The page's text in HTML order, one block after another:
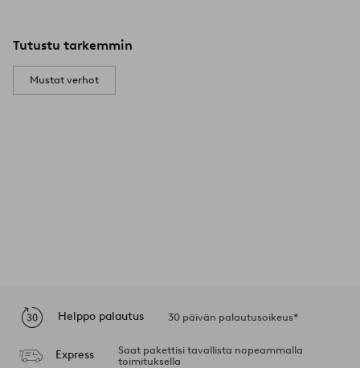
Tutustu tarkemmin
Mustat verhot
Helppo palautus 30 päivän palautusoikeus*
Express
Saat pakettisi tavallista nopeammalla
toimituksella